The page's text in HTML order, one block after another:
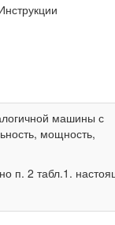
машины с
мощность,
п. 2 табл.1.